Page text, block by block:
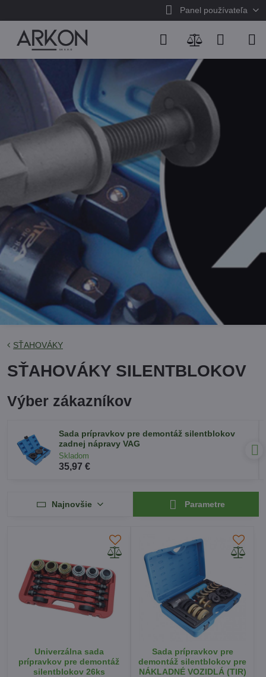
Panel používateľa
SŤAHOVÁKY
SŤAHOVÁKY SILENTBLOKOV
Výber zákazníkov
Sada prípravkov pre demontáž silentblokov
zadnej nápravy VAG
Skladom
35,97 €
Najnovšie Parametre
Univerzálna sada
prípravkov pre demontáž
silentblokov 26ks
Sada prípravkov pre
demontáž silentblokov pre
NÁKLADNÉ VOZIDLÁ (TIR)